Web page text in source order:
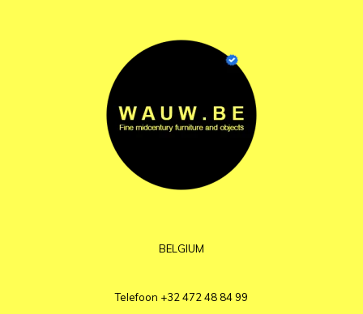
BELGIUM
Telefoon +32 472 48 84 99